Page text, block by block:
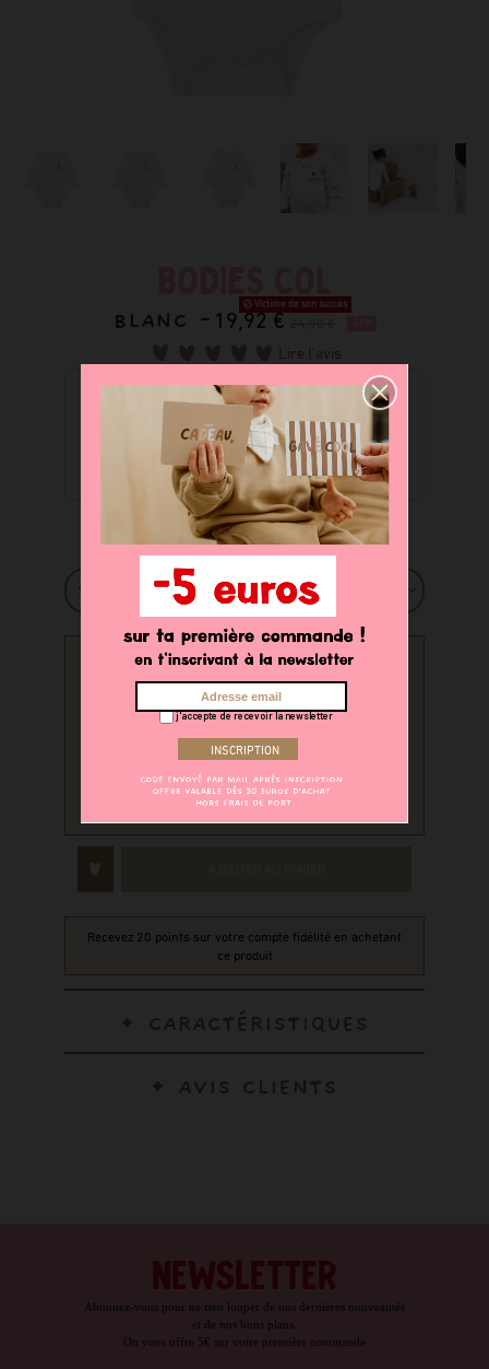
BLANC - Victime de son succès
19,92 €
Lire l'avis
Prévenez-moi du retour en stock
taille
PERSONNALISATION
Souhaitez-vous personnaliser
votre produit ?
oui non
Recevez 20 points sur votre compte fidélité en achetant
ce produit
CARACTÉRISTIQUES
AVIS CLIENTS
Abonnez-vous pour ne rien louper de nos dernières nouveautés
et de nos bons plans.
On vous offre 5€ sur votre première commande
j'accepte de recevoir la newsletter